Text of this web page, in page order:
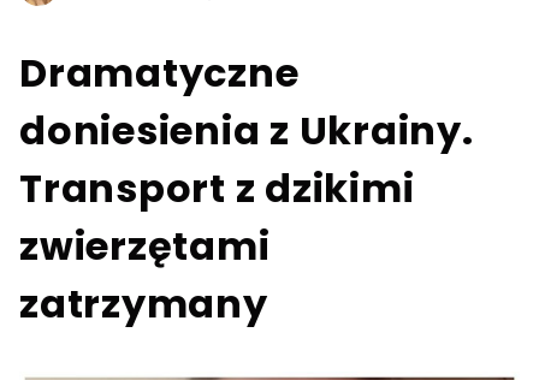
Dramatyczne
doniesienia z Ukrainy.
Transport z dzikimi
zwierzętami
zatrzymany